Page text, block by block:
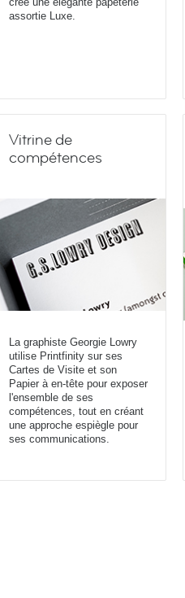
assortie Luxe.
Vitrine de
compétences
La graphiste Georgie Lowry
utilise Printfinity sur ses
Cartes de Visite et son
Papier à en-tête pour exposer
l'ensemble de ses
compétences, tout en créant
une approche espiègle pour
ses communications.